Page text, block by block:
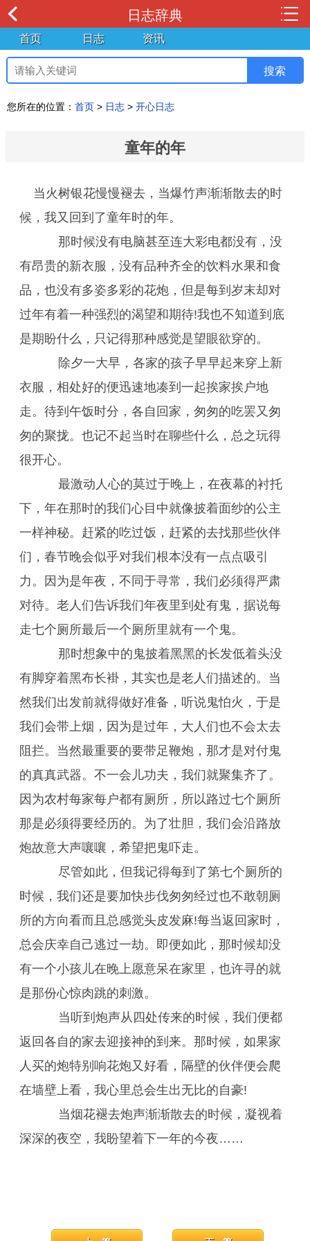
日志辞典
首页 日志 资讯
您所在的位置： 首页 > 日志 > 开心日志
童年的年
当火树银花慢慢褪去，当爆竹声渐渐散去的时
候，我又回到了童年时的年。
那时候没有电脑甚至连大彩电都没有，没
有昂贵的新衣服，没有品种齐全的饮料水果和食
品，也没有多姿多彩的花炮，但是每到岁末却对
过年有着一种强烈的渴望和期待!我也不知道到底
是期盼什么，只记得那种感觉是望眼欲穿的。
除夕一大早，各家的孩子早早起来穿上新
衣服，相处好的便迅速地凑到一起挨家挨户地
走。待到午饭时分，各自回家，匆匆的吃罢又匆
匆的聚拢。也记不起当时在聊些什么，总之玩得
很开心。
最激动人心的莫过于晚上，在夜幕的衬托
下，年在那时的我们心目中就像披着面纱的公主
一样神秘。赶紧的吃过饭，赶紧的去找那些伙伴
们，春节晚会似乎对我们根本没有一点点吸引
力。因为是年夜，不同于寻常，我们必须得严肃
对待。老人们告诉我们年夜里到处有鬼，据说每
走七个厕所最后一个厕所里就有一个鬼。
那时想象中的鬼披着黑黑的长发低着头没
有脚穿着黑布长褂，其实也是老人们描述的。当
然我们出发前就得做好准备，听说鬼怕火，于是
我们会带上烟，因为是过年，大人们也不会太去
阻拦。当然最重要的要带足鞭炮，那才是对付鬼
的真真武器。不一会儿功夫，我们就聚集齐了。
因为农村每家每户都有厕所，所以路过七个厕所
那是必须得要经历的。为了壮胆，我们会沿路放
炮故意大声嚷嚷，希望把鬼吓走。
尽管如此，但我记得每到了第七个厕所的
时候，我们还是要加快步伐匆匆经过也不敢朝厕
所的方向看而且总感觉头皮发麻!每当返回家时，
总会庆幸自己逃过一劫。即便如此，那时候却没
有一个小孩儿在晚上愿意呆在家里，也许寻的就
是那份心惊肉跳的刺激。
当听到炮声从四处传来的时候，我们便都
返回各自的家去迎接神的到来。那时候，如果家
人买的炮特别响花炮又好看，隔壁的伙伴便会爬
在墙壁上看，我心里总会生出无比的自豪!
当烟花褪去炮声渐渐散去的时候，凝视着
深深的夜空，我盼望着下一年的今夜……